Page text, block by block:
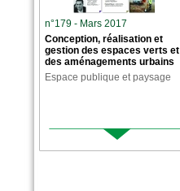
n°179 - Mars 2017
Conception, réalisation et
gestion des espaces verts et
des aménagements urbains
Espace publique et paysage